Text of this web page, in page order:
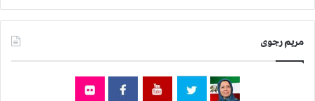
مریم رجوی